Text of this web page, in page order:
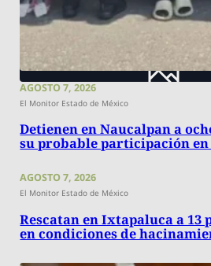
AGOSTO 7, 2026
El Monitor Estado de México
Detienen en Naucalpan a
su probable participación
AGOSTO 7, 2026
El Monitor Estado de México
Rescatan en Ixtapaluca a 13
en condiciones de